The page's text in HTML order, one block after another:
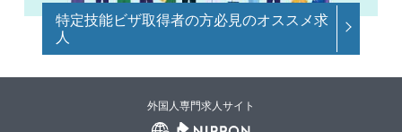
特定技能ビザ取得者の方必見のオススメ求
人
外国人専門求人サイト